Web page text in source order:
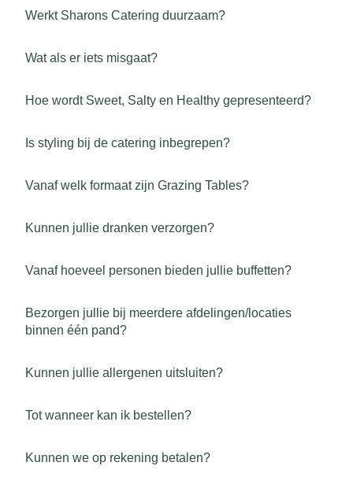
Werkt Sharons Catering duurzaam?
Wat als er iets misgaat?
Hoe wordt Sweet, Salty en Healthy gepresenteerd?
Is styling bij de catering inbegrepen?
Vanaf welk formaat zijn Grazing Tables?
Kunnen jullie dranken verzorgen?
Vanaf hoeveel personen bieden jullie buffetten?
Bezorgen jullie bij meerdere afdelingen/locaties
binnen één pand?
Kunnen jullie allergenen uitsluiten?
Tot wanneer kan ik bestellen?
Kunnen we op rekening betalen?